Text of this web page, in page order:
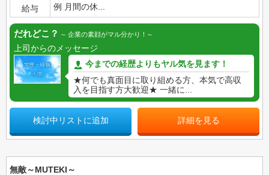
給与
例 月間の休...
だれどこ？ 企業の素顔がマル分かり！
上司からのメッセージ
今までの経歴よりもヤル気を見ます！
★何でも真面目に取り組める方、本気で高収
入を目指す方大歓迎★ 一緒に...
検討中リストに追加 詳細を見る
無敵～MUTEKI～